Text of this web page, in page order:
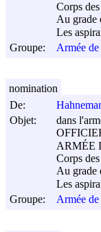
Corps
Au grade
Les
Groupe:
Armée de
De:
Objet:
dans
ARMÉE
Corps
Au grade
Les
Groupe:
Armée de
nomination